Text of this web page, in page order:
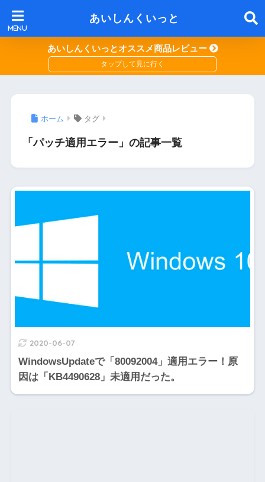
あいしんくいっと
あいしんくいっとオススメ商品レビュー
ホーム タグ
「パッチ適用エラー」の記事一覧
2020-06-07
WindowsUpdateで「80092004」適用エラー！原
因は「KB4490628」未適用だった。